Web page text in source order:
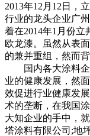
2013年12月12日，
行业的龙头企业广
着在2014年1月份
欧龙漆。虽然从表
的兼并重组，然而
国内各大涂料企
业的健康发展，然
效促进行业健康发
术的垄断，在我国
大知企业的手中，
塔涂料有限公司;地